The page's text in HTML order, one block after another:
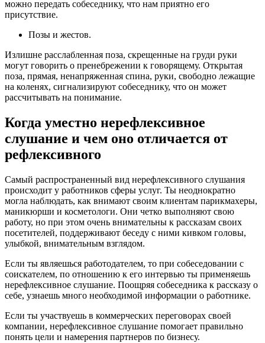
можно передать собеседнику, что нам приятно его
присутствие.
Позы и жестов.
Излишне расслабленная поза, скрещенные на груди руки
могут говорить о пренебрежении к говорящему. Открытая
поза, прямая, ненапряженная спина, руки, свободно лежащие
на коленях, сигнализируют собеседнику, что он может
рассчитывать на понимание.
Когда уместно нерефлексивное
слушание и чем оно отличается от
рефлексивного
Самый распространенный вид нерефлексивного слушания
происходит у работников сферы услуг. Ты неоднократно
могла наблюдать, как внимают своим клиентам парикмахеры,
маникюрши и косметологи. Они четко выполняют свою
работу, но при этом очень внимательны к рассказам своих
посетителей, поддерживают беседу с ними кивком головы,
улыбкой, внимательным взглядом.
Если ты являешься работодателем, то при собеседовании с
соискателем, по отношению к его интервью ты применяешь
нерефлексивное слушание. Поощряя собеседника к рассказу о
себе, узнаешь много необходимой информации о работнике.
Если ты участвуешь в коммерческих переговорах своей
компании, нерефлексивное слушание помогает правильно
понять цели и намерения партнеров по бизнесу.